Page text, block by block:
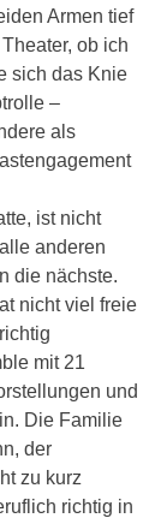
Armen tief
ob ich
sich das Knie
–
als
ist nicht
anderen
die nächste.
nicht viel freie
mit 21
und
Die Familie
der
zu kurz
richtig in